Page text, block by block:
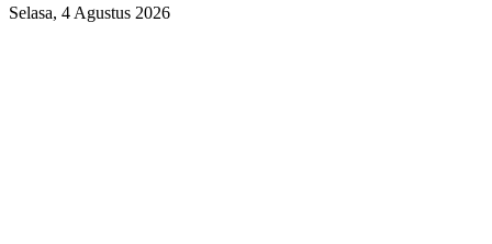
Selasa, 4 Agustus 2026